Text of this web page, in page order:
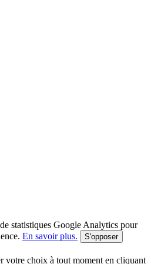
statistiques Google Analytics pour
En savoir plus.
S'opposer
votre choix à tout moment en cliquant